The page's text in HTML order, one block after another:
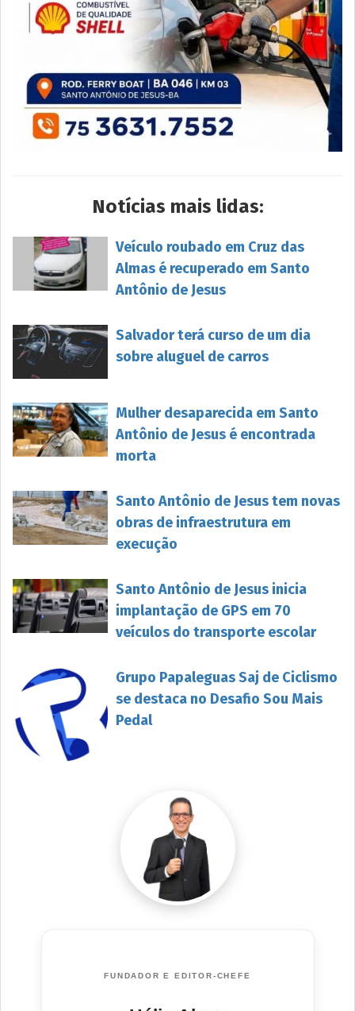
Notícias mais lidas:
Veículo roubado em Cruz das
Almas é recuperado em Santo
Antônio de Jesus
Salvador terá curso de um dia
sobre aluguel de carros
Mulher desaparecida em Santo
Antônio de Jesus é encontrada
morta
Santo Antônio de Jesus tem novas
obras de infraestrutura em
execução
Santo Antônio de Jesus inicia
implantação de GPS em 70
veículos do transporte escolar
Grupo Papaleguas Saj de Ciclismo
se destaca no Desafio Sou Mais
Pedal
FUNDADOR E EDITOR-CHEFE